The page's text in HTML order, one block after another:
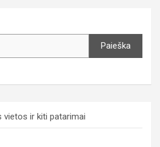
Paieška
vietos ir kiti patarimai